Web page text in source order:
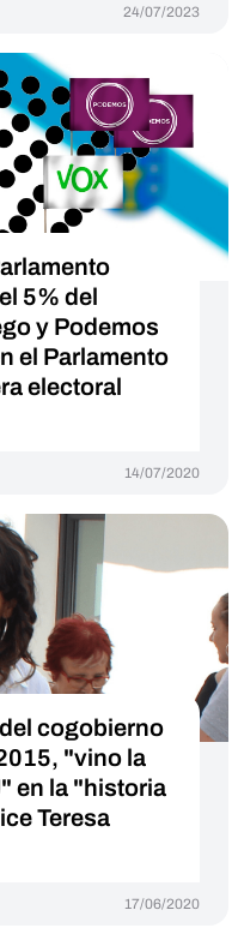
24/07/2023
5% del
y Podemos
el Parlamento
electoral
14/07/2020
cogobierno
"vino la
en la "historia
Teresa
17/06/2020